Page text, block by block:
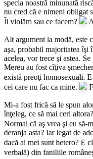
specia noastră minunată
nu cred că e nimeni obligat
Îi violăm sau ce facem?
Alt argument la modă, este
aşa, probabil majoritatea îşi
acelea, vor trece şi astea.
Mereu au fost cîţiva
există preoţi homosexuali.
cei care nu fac ca mine.
Mi-a fost frică să le spun
înţeleg, ce să mai ceri altora?
Normal că aş vrea şi eu să-
deranja asta? Iar legat de
dacă ai mei sunt hetero? E
verbală) din faniliile